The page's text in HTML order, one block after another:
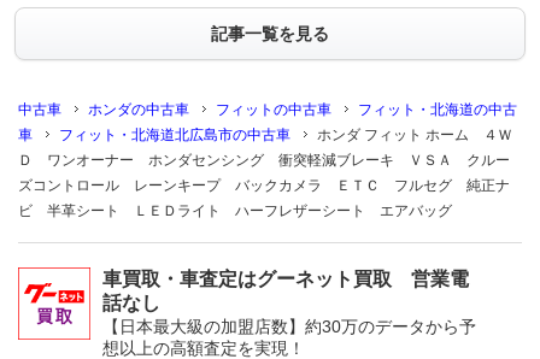
記事一覧を見る
中古車 ホンダの中古車 フィットの中古車
フィット・北海道の中古
車
フィット・北海道北広島市の中古車
ホンダ フィット ホーム ４Ｗ
Ｄ ワンオーナー ホンダセンシング 衝突軽減ブレーキ ＶＳＡ クルー
ズコントロール レーンキープ バックカメラ ＥＴＣ フルセグ 純正ナ
ビ 半革シート ＬＥＤライト ハーフレザーシート エアバッグ
車買取・車査定はグーネット買取 営業電
話なし
【日本最大級の加盟店数】約30万のデータから予
想以上の高額査定を実現！